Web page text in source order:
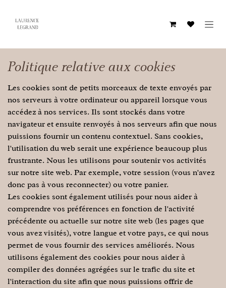
Politique relative aux cookies
Les cookies sont de petits morceaux de texte envoyés par
nos serveurs à votre ordinateur ou appareil lorsque vous
accédez à nos services. Ils sont stockés dans votre
navigateur et ensuite renvoyés à nos serveurs afin que nous
puissions fournir un contenu contextuel. Sans cookies,
l'utilisation du web serait une expérience beaucoup plus
frustrante. Nous les utilisons pour soutenir vos activités
sur notre site web. Par exemple, votre session (vous n'avez
donc pas à vous reconnecter) ou votre panier.
Les cookies sont également utilisés pour nous aider à
comprendre vos préférences en fonction de l'activité
précédente ou actuelle sur notre site web (les pages que
vous avez visités), votre langue et votre pays, ce qui nous
permet de vous fournir des services améliorés. Nous
utilisons également des cookies pour nous aider à
compiler des données agrégées sur le trafic du site et
l'interaction du site afin que nous puissions offrir de